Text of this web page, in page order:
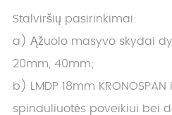
Stalviršių pasirinkimai:
a) Ąžuolo masyvo skydai
20mm, 40mm;
b) LMDP 18mm
spinduliuotės poveikiui bei